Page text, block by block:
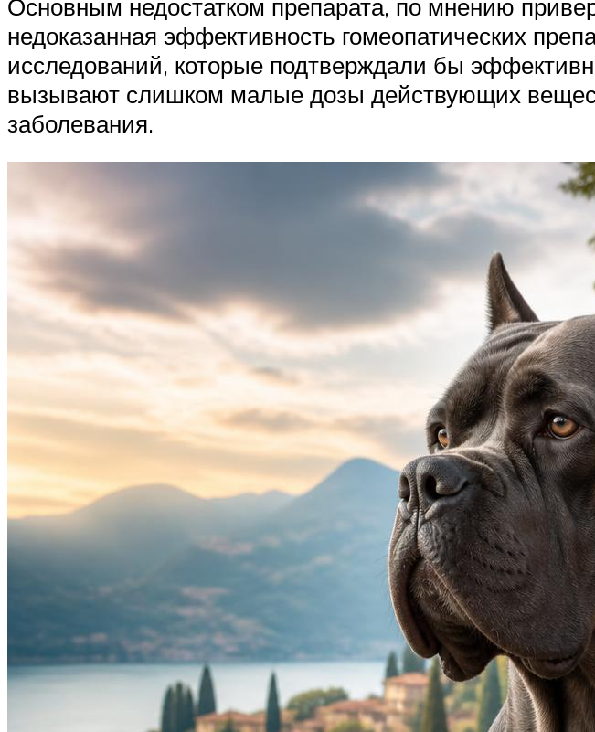
Основным недостатком препарата, по мнению
недоказанная эффективность гомеопатических
исследований, которые подтверждали бы
вызывают слишком малые дозы действующих
заболевания.